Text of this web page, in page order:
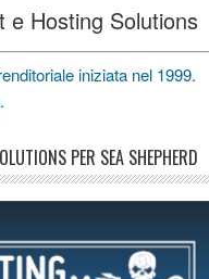
e Hosting Solutions
iniziata nel 1999.
PER SEA SHEPHERD